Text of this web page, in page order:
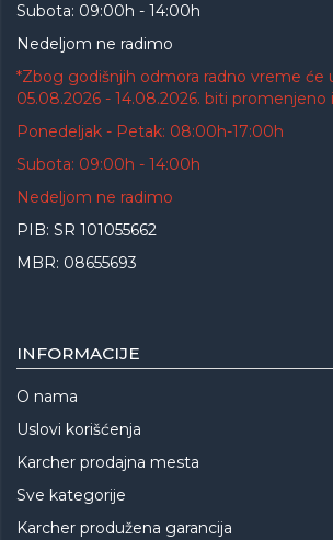
Subota: 09:00h - 14:00h
Nedeljom ne radimo
*Zbog godišnjih odmora radno vreme će
05.08.2026 - 14.08.2026. biti promenjeno
Ponedeljak - Petak: 08:00h-17:00h
Subota: 09:00h - 14:00h
Nedeljom ne radimo
PIB: SR 101055662
MBR: 08655693
INFORMACIJE
O nama
Uslovi korišćenja
Karcher prodajna mesta
Sve kategorije
Karcher produžena garancija